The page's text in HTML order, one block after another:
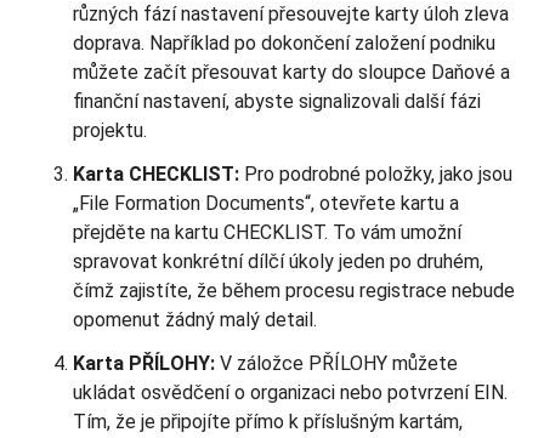
různých fází nastavení přesouvejte karty úloh zleva
doprava. Například po dokončení založení podniku
můžete začít přesouvat karty do sloupce Daňové a
finanční nastavení, abyste signalizovali další fázi
projektu.
Karta CHECKLIST: Pro podrobné položky, jako jsou
„File Formation Documents“, otevřete kartu a
přejděte na kartu CHECKLIST. To vám umožní
spravovat konkrétní dílčí úkoly jeden po druhém,
čímž zajistíte, že během procesu registrace nebude
opomenut žádný malý detail.
Karta PŘÍLOHY: V záložce PŘÍLOHY můžete
ukládat osvědčení o organizaci nebo potvrzení EIN.
Tím, že je připojíte přímo k příslušným kartám,